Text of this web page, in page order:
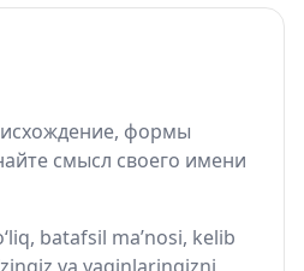
формы
смысл своего имени
batafsil ma’nosi, kelib